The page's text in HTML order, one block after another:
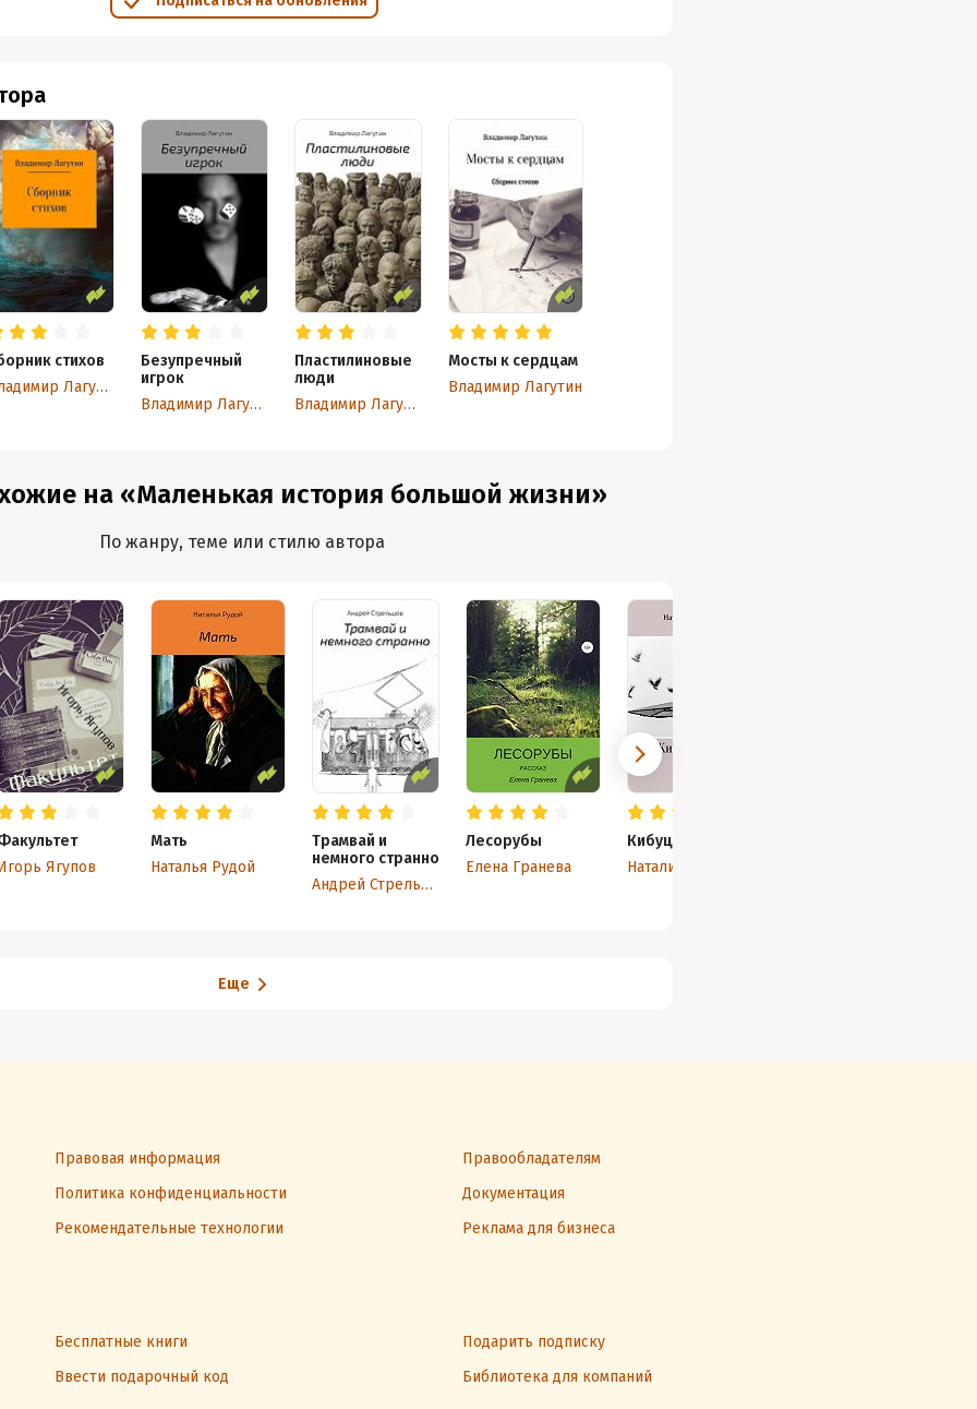
стихов
Владимир Лагутин
Безупречный
игрок
Владимир Лагутин
Пластилиновые
люди
Владимир Лагутин
Мосты к сердцам
Владимир Лагутин
на «Маленькая история большой жизни»
По жанру, теме или стилю автора
Ягупов
Мать
Наталья Рудой
Трамвай и
немного странно
Андрей Стрельцов
Лесорубы
Елена Гранева
Кибуц Галуёт
Наталия Веденина
Еще
Правовая информация
Правообладателям
Политика конфиденциальности
Документация
Рекомендательные технологии Реклама для бизнеса
Бесплатные книги
Подарить подписку
Ввести подарочный код
Библиотека для компаний